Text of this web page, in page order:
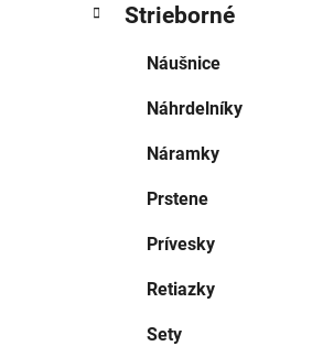
Strieborné
Náušnice
Náhrdelníky
Náramky
Prstene
Prívesky
Retiazky
Sety